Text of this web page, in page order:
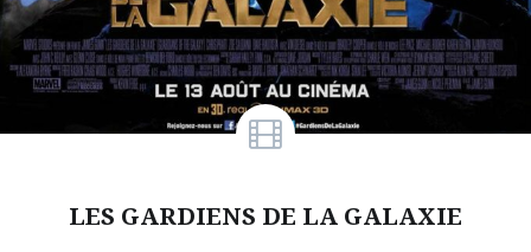
LES GARDIENS DE LA GALAXIE